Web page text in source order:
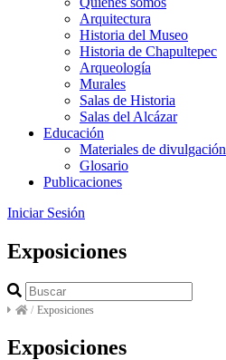
Arquitectura
Historia del Museo
Historia de Chapultepec
Arqueología
Murales
Salas de Historia
Salas del Alcázar
Educación
Materiales de divulgación
Glosario
Publicaciones
Iniciar Sesión
Exposiciones
/ Exposiciones
Exposiciones